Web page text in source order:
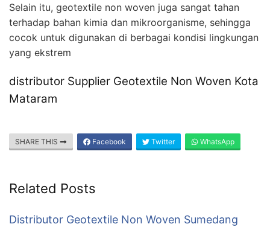
Selain itu, geotextile non woven juga sangat tahan
terhadap bahan kimia dan mikroorganisme, sehingga
cocok untuk digunakan di berbagai kondisi lingkungan
yang ekstrem
distributor Supplier Geotextile Non Woven Kota
Mataram
SHARE THIS Facebook Twitter WhatsApp
Related Posts
Distributor Geotextile Non Woven Sumedang